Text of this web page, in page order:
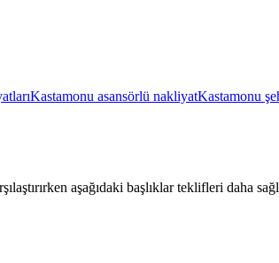
Kastamonu asansörlü nakliyatKastamonu
aşağıdaki başlıklar teklifleri daha